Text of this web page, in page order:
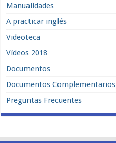
Manualidades
A practicar inglés
Videoteca
Vídeos 2018
Documentos
Documentos Complementarios
Preguntas Frecuentes